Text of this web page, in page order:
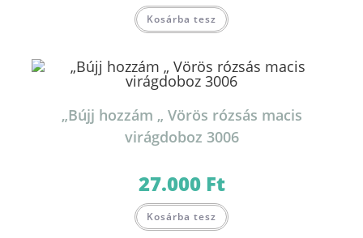
Kosárba tesz
„Bújj hozzám „ Vörös rózsás macis
virágdoboz 3006
27.000 Ft
Kosárba tesz